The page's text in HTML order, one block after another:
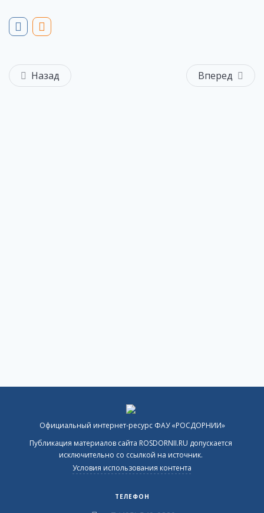
Назад Вперед
Официальный интернет-ресурс ФАУ «РОСДОРНИИ»
Публикация материалов сайта ROSDORNII.RU допускается
исключительно со ссылкой на источник.
Условия использования контента
ТЕЛЕФОН